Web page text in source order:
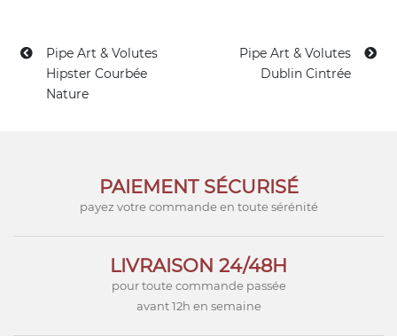
Pipe Art & Volutes
Hipster Courbée
Nature
Pipe Art & Volutes
Dublin Cintrée
PAIEMENT SÉCURISÉ
payez votre commande en toute sérénité
LIVRAISON 24/48H
pour toute commande passée
avant 12h en semaine